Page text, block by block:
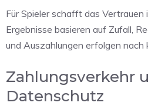
Für Spieler schafft das Vertrauen
Ergebnisse basieren auf Zufall,
und Auszahlungen erfolgen nach
Zahlungsverkehr
Datenschutz